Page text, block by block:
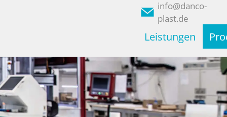
info@danco-
plast.de
Leistungen